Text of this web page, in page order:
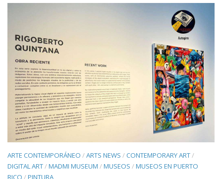
ARTE CONTEMPORÁNEO /ARTS NEWS /CONTEMPORARY ART/
DIGITAL ART/MADMI MUSEUM /MUSEOS /MUSEOS EN PUERTO
RICO /PINTURA